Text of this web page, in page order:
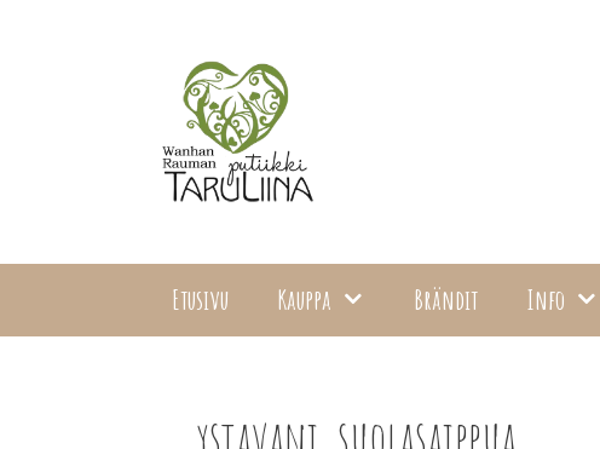
Etusivu Kauppa Brändit Info